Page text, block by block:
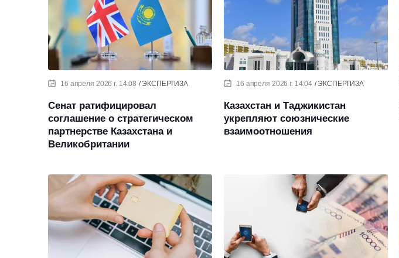
16 апреля 2026 г. 14:08 ЭКСПЕРТИЗА
Сенат ратифицировал
соглашение о стратегическом
партнерстве Казахстана и
Великобритании
16 апреля 2026 г. 14:04 ЭКСПЕРТИЗА
Казахстан и Таджикистан
укрепляют союзнические
взаимоотношения